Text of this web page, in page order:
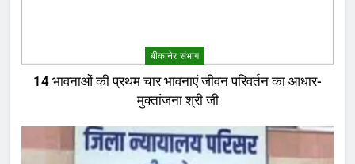
बीकानेर संभाग
14 भावनाओं की प्रथम चार भावनाएं जीवन परिवर्तन का आधार-
मुक्तांजना श्री जी